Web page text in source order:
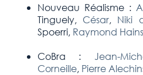
Nouveau Réalisme :
Tinguely, César, Niki
Spoerri, Raymond Hains
CoBra : Jean-
Corneille, Pierre